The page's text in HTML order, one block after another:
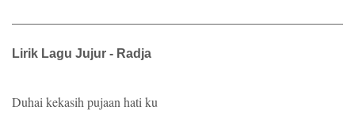
Lirik Lagu Jujur - Radja
Duhai kekasih pujaan hati ku